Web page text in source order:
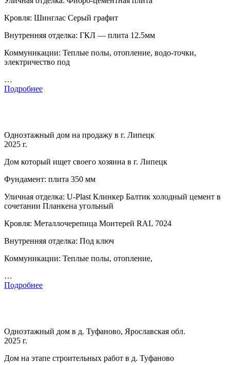
Кровля: Шинглас Серый графит
Внутренняя отделка: ГКЛ — плита 12.5мм
Коммуникации: Теплые полы, отопление, водо-точки,
электричество под
…
Подробнее
Одноэтажный дом на продажу в г. Липецк
2025 г.
Дом который ищет своего хозяина в г. Липецк
Фундамент: плита 350 мм
Уличная отделка: U-Plast Клинкер Балтик холодный цемент в
сочетании Планкена угольный
Кровля: Металлочерепица Монтерей RAL 7024
Внутренняя отделка: Под ключ
Коммуникации: Теплые полы, отопление,
…
Подробнее
Одноэтажный дом в д. Туфаново, Ярославская обл.
2025 г.
Дом на этапе строительных работ в д. Туфаново